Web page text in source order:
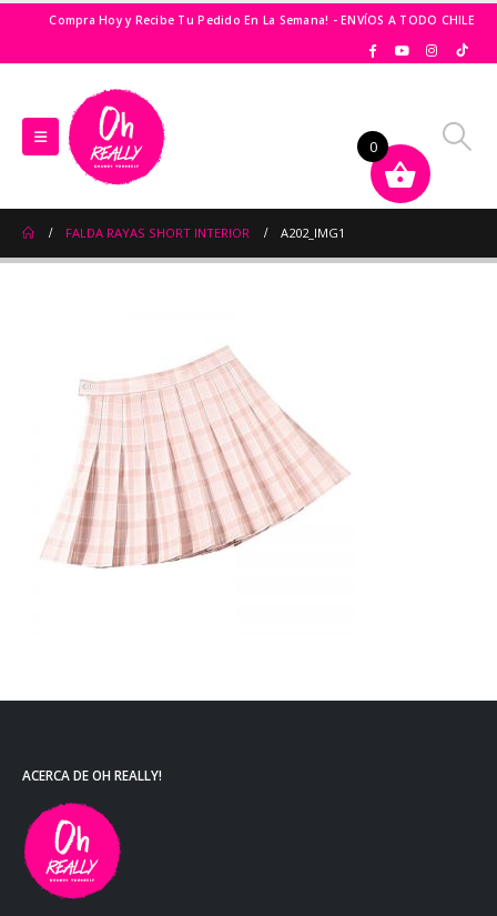
Compra Hoy y Recibe Tu Pedido En La Semana! - ENVÍOS A TODO CHILE
FALDA RAYAS SHORT INTERIOR A202_IMG1
ACERCA DE OH REALLY!
0